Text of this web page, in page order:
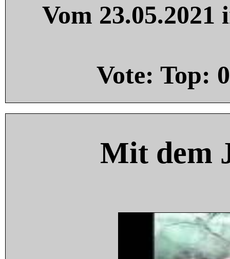
Vom
Vote: Top: 0
Mit dem